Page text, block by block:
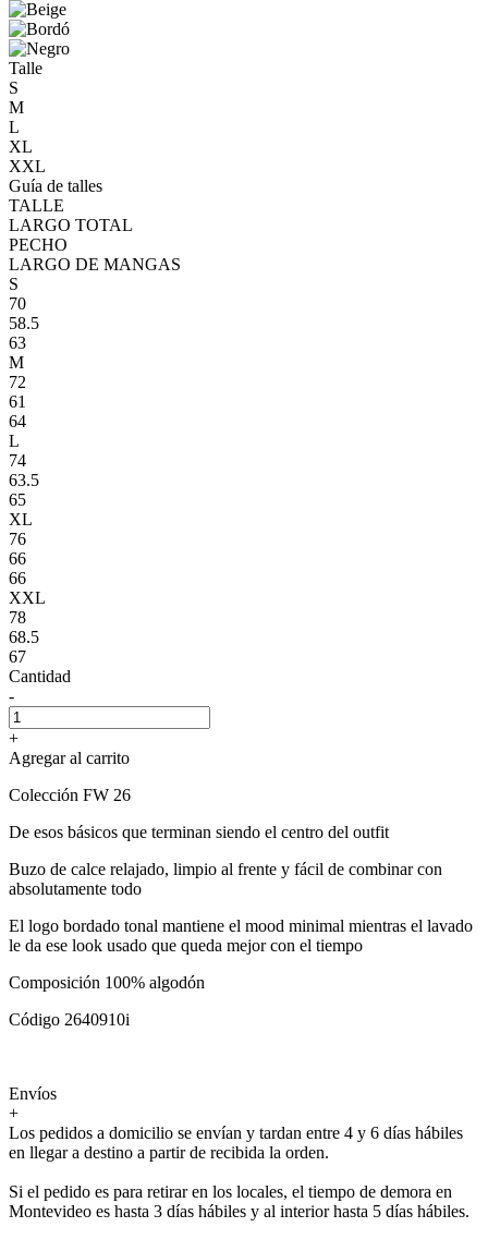
Talle
S
M
L
XL
XXL
Guía de talles
TALLE
LARGO TOTAL
PECHO
LARGO DE MANGAS
S
70
58.5
63
M
72
61
64
L
74
63.5
65
XL
76
66
66
XXL
78
68.5
67
Cantidad
-
+
Agregar al carrito
Colección FW 26
De esos básicos que terminan siendo el centro del outfit
Buzo de calce relajado, limpio al frente y fácil de combinar con
absolutamente todo
El logo bordado tonal mantiene el mood minimal mientras el lavado
le da ese look usado que queda mejor con el tiempo
Composición 100% algodón
Código 2640910i
Envíos
+
Los pedidos a domicilio se envían y tardan entre 4 y 6 días hábiles
en llegar a destino a partir de recibida la orden.
Si el pedido es para retirar en los locales, el tiempo de demora en
Montevideo es hasta 3 días hábiles y al interior hasta 5 días hábiles.